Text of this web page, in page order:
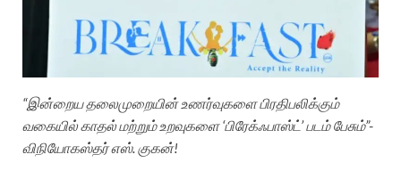
“இன்றைய தலைமுறையின் உணர்வுகளை பிரதிபலிக்கும்
வகையில் காதல் மற்றும் உறவுகளை ‘பிரேக்ஃபாஸ்ட்’ படம் பேசும்”-
விநியோகஸ்தர் எஸ். குகன்!